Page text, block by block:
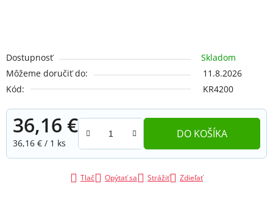
Dostupnosť
Skladom
Môžeme doručiť do:
11.8.2026
Kód:
KR4200
36,16 €
Jednotková cena:
36,16 € / 1 ks
DO KOŠÍKA
Tlač Opýtať sa Strážiť Zdieľať